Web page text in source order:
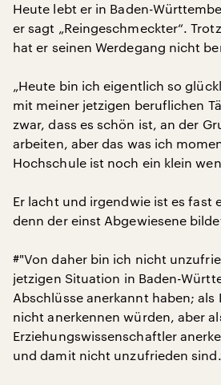
Heute lebt er in Baden-
er sagt „Reingeschmeckter“.
hat er seinen Werdegang nicht
„Heute bin ich eigentlich so
mit meiner jetzigen beruflichen
zwar, dass es schön ist, an der
arbeiten, aber das was ich
Hochschule ist noch ein klein
Er lacht und irgendwie ist es fast
denn der einst Abgewiesene
#"Von daher bin ich nicht
jetzigen Situation in Baden-
Abschlüsse anerkannt haben; als
nicht anerkennen würden, aber
Erziehungswissenschaftler
und damit nicht unzufrieden